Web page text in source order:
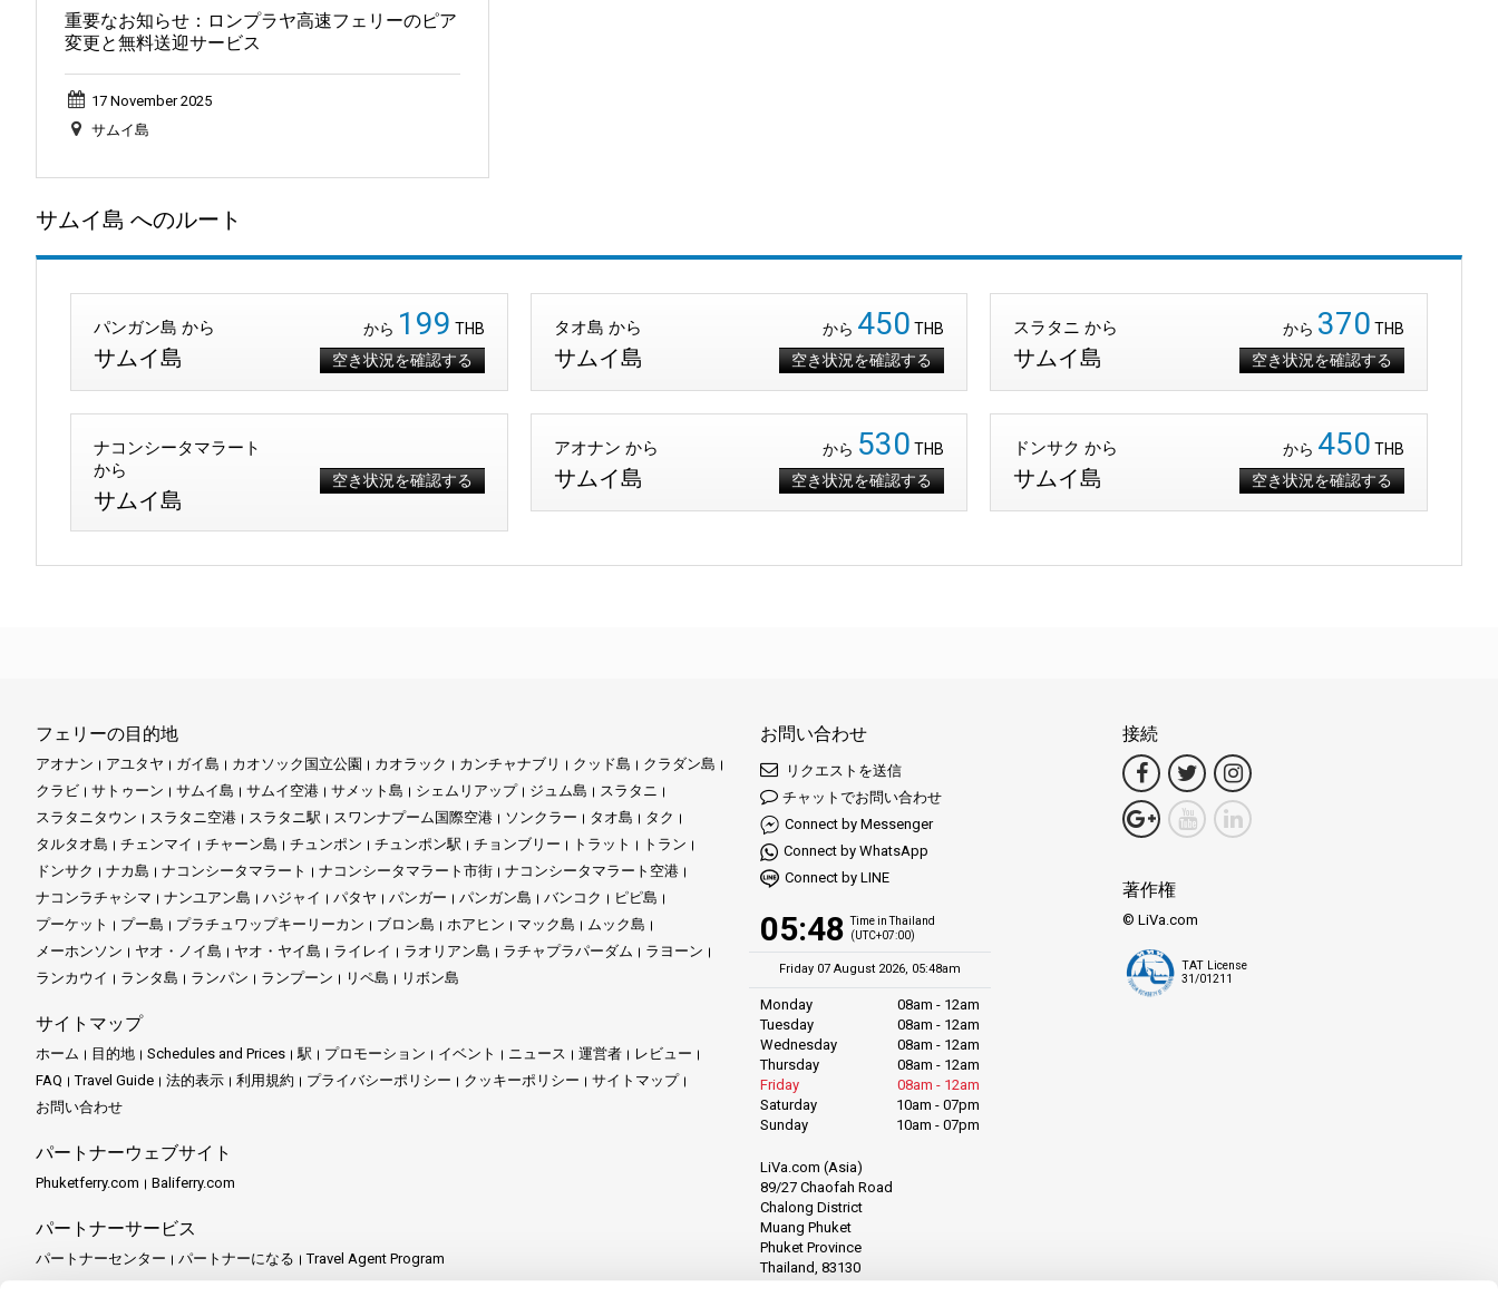
重要なお知らせ：ロンプラヤ高速フェリーのピア
変更と無料送迎サービス
17 November 2025
サムイ島
サムイ島 へのルート
パンガン島 から
サムイ島
から 199 THB
空き状況を確認する
タオ島 から
サムイ島
から 450 THB
空き状況を確認する
スラタニ から
サムイ島
から 370 THB
空き状況を確認する
ナコンシータマラート
から
サムイ島
空き状況を確認する
アオナン から
サムイ島
から 530 THB
空き状況を確認する
ドンサク から
サムイ島
から 450 THB
空き状況を確認する
フェリーの目的地
アオナン アユタヤ ガイ島 カオソック国立公園 カオラック カンチャナブリ クッド島
クラダン島
クラビ
サトゥーン サムイ島 サムイ空港 サメット島 シェムリアップ ジュム島
スラタニ
スラタニタウン
スラタニ空港 スラタニ駅 スワンナプーム国際空港 ソンクラー タオ島
タク
タルタオ島
チェンマイ チャーン島 チュンポン チュンポン駅 チョンブリー トラット
トラン
ドンサク
ナカ島 ナコンシータマラート ナコンシータマラート市街
ナコンシータマラート空港
ナコンラチャシマ
ナンユアン島 ハジャイ パタヤ パンガー パンガン島 バンコク
ピピ島
プーケット
プー島 プラチュワップキーリーカン ブロン島 ホアヒン マック島
ムック島
メーホンソン
ヤオ・ノイ島 ヤオ・ヤイ島 ライレイ ラオリアン島 ラチャプラパーダム
ラヨーン
ランカウイ
ランタ島 ランパン ランプーン リペ島 リボン島
サイトマップ
ホーム 目的地 Schedules and Prices 駅 プロモーション イベント ニュース 運営者
レビュー
FAQ
Travel Guide 法的表示 利用規約 プライバシーポリシー クッキーポリシー
サイトマップ
お問い合わせ
パートナーウェブサイト
Phuketferry.com Baliferry.com
パートナーサービス
パートナーセンター パートナーになる Travel Agent Program
お問い合わせ
リクエストを送信
チャットでお問い合わせ
Connect by Messenger
Connect by WhatsApp
Connect by LINE
05:48 Time in Thailand
(UTC+07:00)
Friday 07 August 2026, 05:48am
Monday
08am - 12am
Tuesday
08am - 12am
Wednesday
08am - 12am
Thursday
08am - 12am
Friday
08am - 12am
Saturday
10am - 07pm
Sunday
10am - 07pm
LiVa.com (Asia)
89/27 Chaofah Road
Chalong District
Muang Phuket
Phuket Province
Thailand, 83130
接続
著作権
© LiVa.com
TAT License
31/01211